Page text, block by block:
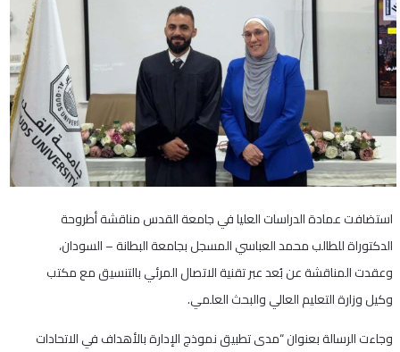
استضافت عمادة الدراسات العليا في جامعة القدس مناقشة أطروحة
الدكتوراة للطالب محمد العباسي المسجل بجامعة البطانة – السودان،
وعقدت المناقشة عن بُعد عبر تقنية الاتصال المرئي بالتنسيق مع مكتب
وكيل وزارة التعليم العالي والبحث العلمي.
وجاءت الرسالة بعنوان “مدى تطبيق نموذج الإدارة بالأهداف في الاتحادات